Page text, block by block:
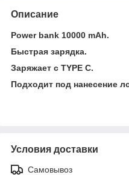
Описание
Power bank 10000 mAh.
Быстрая зарядка.
Заряжает с TYPE C.
Подходит под нанесение
Условия доставки
Самовывоз